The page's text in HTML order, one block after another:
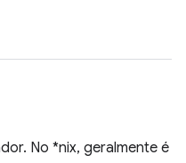
No *nix, geralmente é